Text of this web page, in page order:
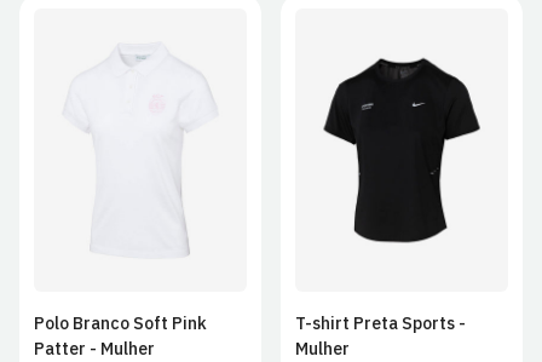
Polo Branco Soft Pink
Patter - Mulher
T-shirt Preta Sports -
Mulher